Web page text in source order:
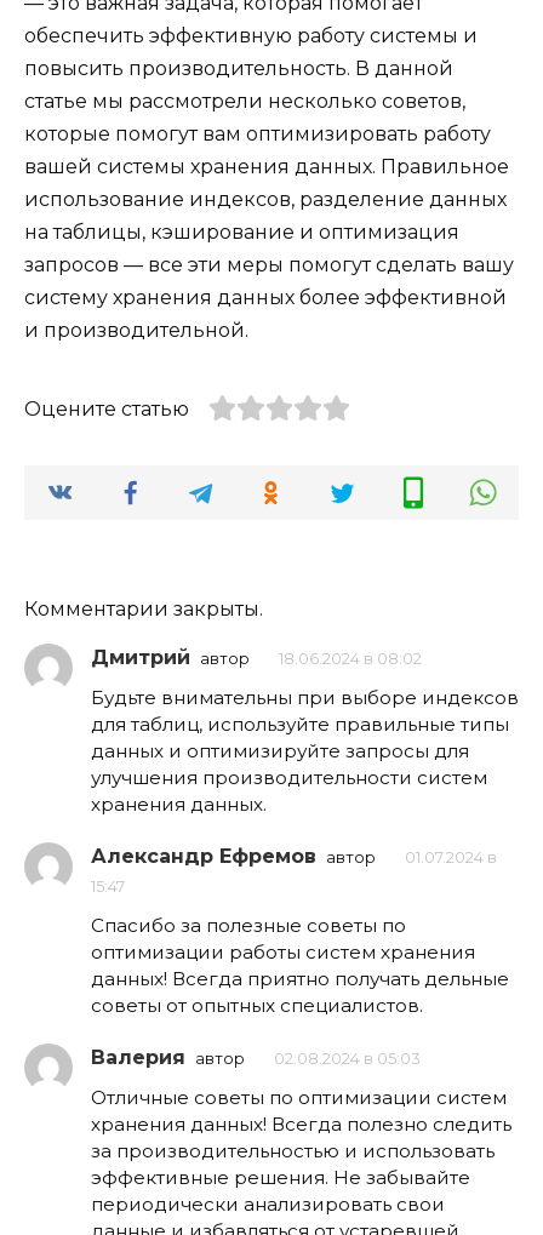
обеспечить эффективную работу системы и
повысить производительность. В данной
статье мы рассмотрели несколько советов,
которые помогут вам оптимизировать работу
вашей системы хранения данных. Правильное
использование индексов, разделение данных
на таблицы, кэширование и оптимизация
запросов — все эти меры помогут сделать вашу
систему хранения данных более эффективной
и производительной.
Оцените статью
Комментарии закрыты.
Дмитрий автор 18.06.2024 в 08:02
Будьте внимательны при выборе индексов
для таблиц, используйте правильные типы
данных и оптимизируйте запросы для
улучшения производительности систем
хранения данных.
Александр Ефремов автор
01.07.2024 в
15:47
Спасибо за полезные советы по
оптимизации работы систем хранения
данных! Всегда приятно получать дельные
советы от опытных специалистов.
Валерия автор 02.08.2024 в 05:03
Отличные советы по оптимизации систем
хранения данных! Всегда полезно следить
за производительностью и использовать
эффективные решения. Не забывайте
периодически анализировать свои
данные и избавляться от устаревшей